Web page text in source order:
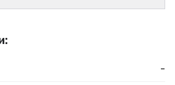
-